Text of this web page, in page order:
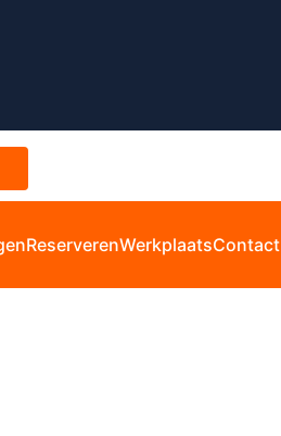
ReserverenWerkplaatsContact